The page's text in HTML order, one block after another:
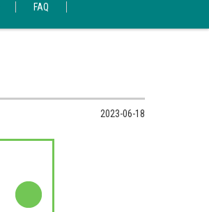
FAQ
2023-06-18